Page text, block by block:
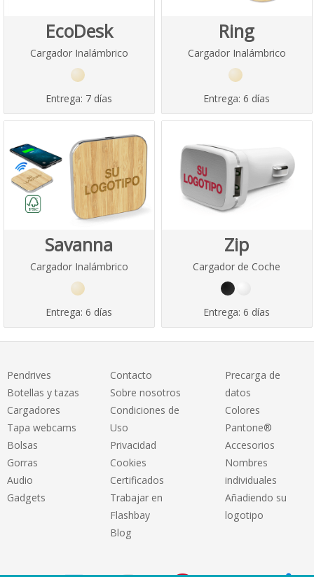
EcoDesk
Cargador Inalámbrico
Entrega: 7 días
Ring
Cargador Inalámbrico
Entrega: 6 días
Savanna
Cargador Inalámbrico
Entrega: 6 días
Zip
Cargador de Coche
Entrega: 6 días
Pendrives
Botellas y tazas
Cargadores
Tapa webcams
Bolsas
Gorras
Audio
Gadgets
Contacto
Sobre nosotros
Condiciones de
Uso
Privacidad
Cookies
Certificados
Trabajar en
Flashbay
Blog
Precarga de
datos
Colores
Pantone®
Accesorios
Nombres
individuales
Añadiendo su
logotipo